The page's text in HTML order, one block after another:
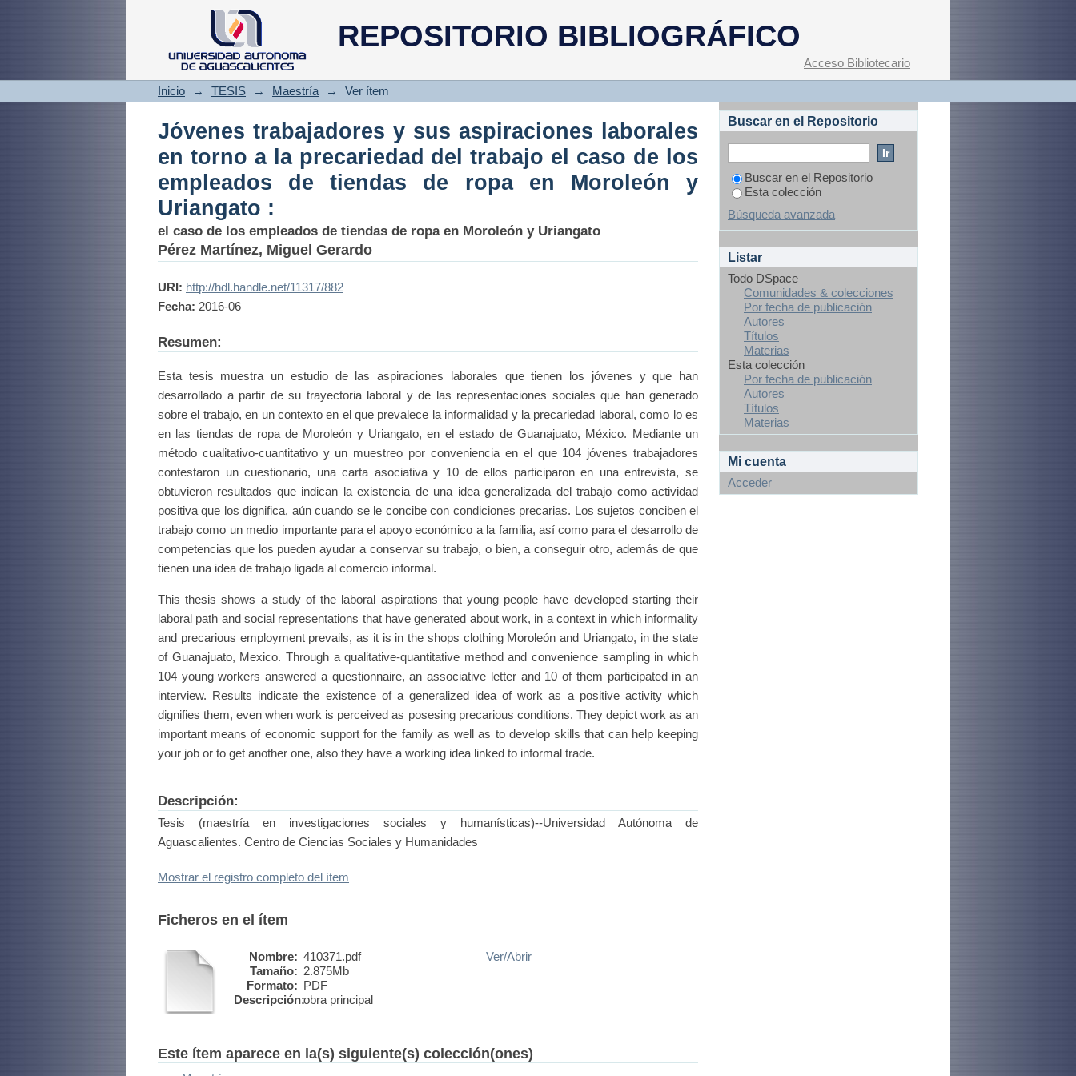
REPOSITORIO BIBLIOGRÁFICO
Jóvenes trabajadores y sus aspiraciones laborales en torno a la
precariedad del trabajo el caso de los empleados de tiendas de ropa en
Moroleón y Uriangato :
Acceso Bibliotecario
Inicio → TESIS → Maestría → Ver ítem
Jóvenes trabajadores y sus aspiraciones laborales
en torno a la precariedad del trabajo el caso de los
empleados de tiendas de ropa en Moroleón y
Uriangato :
el caso de los empleados de tiendas de ropa en Moroleón y Uriangato
Pérez Martínez, Miguel Gerardo
URI: http://hdl.handle.net/11317/882
Fecha: 2016-06
Resumen:
Esta tesis muestra un estudio de las aspiraciones laborales que tienen los jóvenes y que han
desarrollado a partir de su trayectoria laboral y de las representaciones sociales que han generado
sobre el trabajo, en un contexto en el que prevalece la informalidad y la precariedad laboral, como lo es
en las tiendas de ropa de Moroleón y Uriangato, en el estado de Guanajuato, México. Mediante un
método cualitativo-cuantitativo y un muestreo por conveniencia en el que 104 jóvenes trabajadores
contestaron un cuestionario, una carta asociativa y 10 de ellos participaron en una entrevista, se
obtuvieron resultados que indican la existencia de una idea generalizada del trabajo como actividad
positiva que los dignifica, aún cuando se le concibe con condiciones precarias. Los sujetos conciben el
trabajo como un medio importante para el apoyo económico a la familia, así como para el desarrollo de
competencias que los pueden ayudar a conservar su trabajo, o bien, a conseguir otro, además de que
tienen una idea de trabajo ligada al comercio informal.
This thesis shows a study of the laboral aspirations that young people have developed starting their
laboral path and social representations that have generated about work, in a context in which informality
and precarious employment prevails, as it is in the shops clothing Moroleón and Uriangato, in the state
of Guanajuato, Mexico. Through a qualitative-quantitative method and convenience sampling in which
104 young workers answered a questionnaire, an associative letter and 10 of them participated in an
interview. Results indicate the existence of a generalized idea of work as a positive activity which
dignifies them, even when work is perceived as posesing precarious conditions. They depict work as an
important means of economic support for the family as well as to develop skills that can help keeping
your job or to get another one, also they have a working idea linked to informal trade.
Descripción:
Tesis (maestría en investigaciones sociales y humanísticas)--Universidad Autónoma de
Aguascalientes. Centro de Ciencias Sociales y Humanidades
Mostrar el registro completo del ítem
Ficheros en el ítem
Nombre: 410371.pdf
Tamaño: 2.875Mb
Formato: PDF
Descripción:obra principal
Ver/Abrir
Este ítem aparece en la(s) siguiente(s) colección(ones)
Buscar en el Repositorio
Buscar en el Repositorio
Esta colección
Búsqueda avanzada
Listar
Todo DSpace
Comunidades & colecciones
Por fecha de publicación
Autores
Títulos
Materias
Esta colección
Por fecha de publicación
Autores
Títulos
Materias
Mi cuenta
Acceder